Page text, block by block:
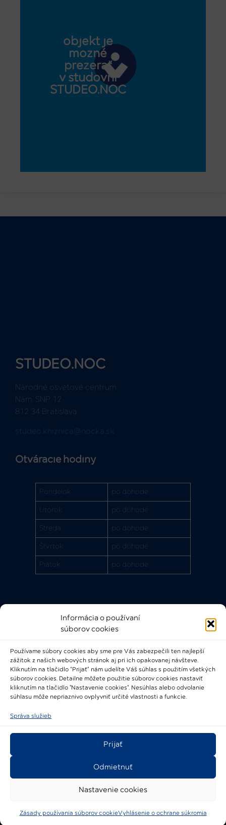
Informácia o používaní
súborov cookies
Používame súbory cookies aby sme pre Vás zabezpečili ten najlepší
zážitok z našich webových stránok aj pri ich opakovanej návšteve.
Kliknutím na tlačidlo “Prijať” nám udelíte Váš súhlas s použitím všetkých
súborov cookies. Detailne môžete použitie súborov cookies nastaviť
kliknutím na tlačidlo "Nastavenie cookies". Nesúhlas alebo odvolanie
súhlasu môže nepriaznivo ovplyvniť určité vlastnosti a funkcie.
Správa služieb
Prijať
Odmietnuť
Nastavenie cookies
Zásady používania súborov cookieVyhlásenie o ochrane súkromia
objekt je
možné
prezerať
v študovni
STUDEO.NOC
STUDEO.NOC
Národné osvetové centrum
Nám. SNP 12
812 34 Bratislava
studeo.kniznica@nocka.sk
Otváracie hodiny
Pondelok po dohode
Utorok po dohode
Streda po dohode
Štvrtok po dohode
Piatok po dohode
Rýchle odkazy
Bádateľský poriadok
Knižničný a výpožičný poriadok
Všeobecné podmienky
2021-2024 © Národné osvetové centrum